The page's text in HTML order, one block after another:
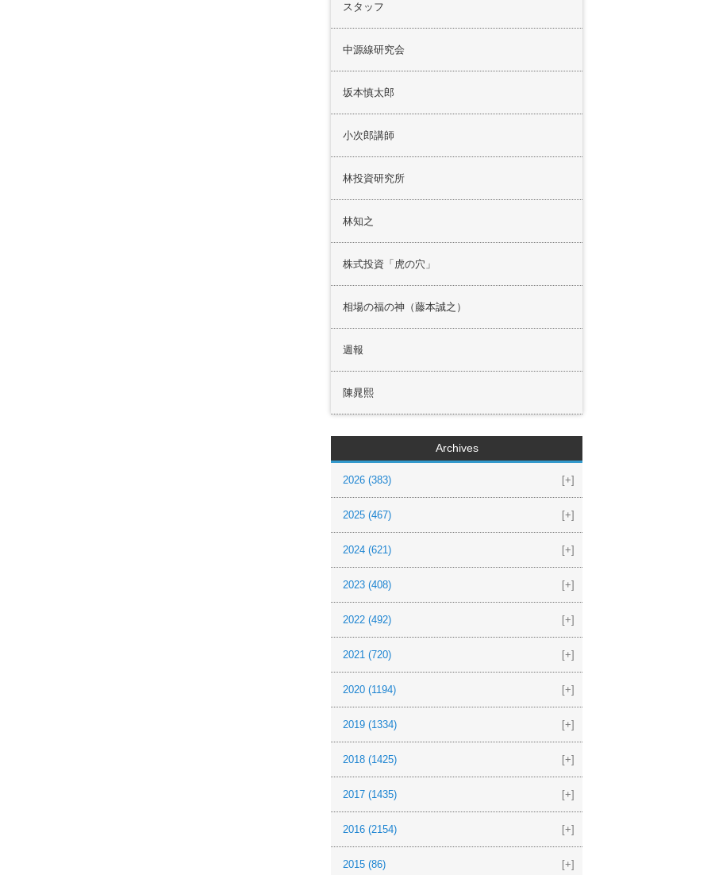
スタッフ
中源線研究会
坂本慎太郎
小次郎講師
林投資研究所
林知之
株式投資「虎の穴」
相場の福の神（藤本誠之）
週報
陳晁熙
Archives
[+]
2026 (383)
[+]
2025 (467)
[+]
2024 (621)
[+]
2023 (408)
[+]
2022 (492)
[+]
2021 (720)
[+]
2020 (1194)
[+]
2019 (1334)
[+]
2018 (1425)
[+]
2017 (1435)
[+]
2016 (2154)
[+]
2015 (86)